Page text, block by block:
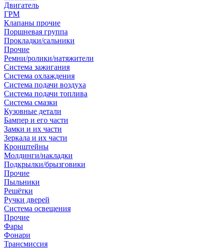
Двигатель
ГРМ
Клапаны прочие
Поршневая группа
Прокладки/сальники
Прочие
Ремни/ролики/натяжители
Система зажигания
Система охлаждения
Система подачи воздуха
Система подачи топлива
Система смазки
Кузовные детали
Бампер и его части
Замки и их части
Зеркала и их части
Кронштейны
Молдинги/накладки
Подкрылки/брызговики
Прочие
Пыльники
Решётки
Ручки дверей
Система освещения
Прочие
Фары
Фонари
Трансмиссия